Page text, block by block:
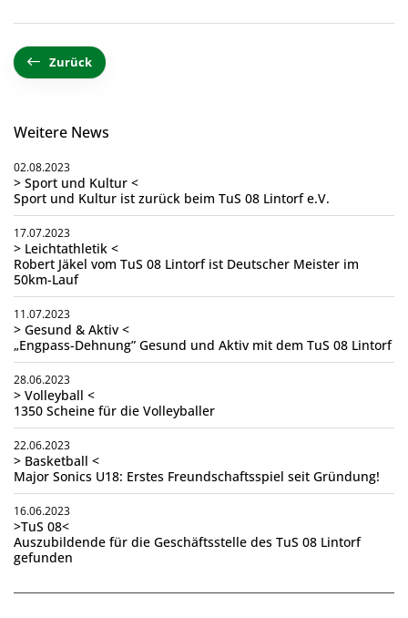
Zurück
Weitere News
02.08.2023
> Sport und Kultur <
Sport und Kultur ist zurück beim TuS 08 Lintorf e.V.
17.07.2023
> Leichtathletik <
Robert Jäkel vom TuS 08 Lintorf ist Deutscher Meister im
50km-Lauf
11.07.2023
> Gesund & Aktiv <
„Engpass-Dehnung” Gesund und Aktiv mit dem TuS 08 Lintorf
28.06.2023
> Volleyball <
1350 Scheine für die Volleyballer
22.06.2023
> Basketball <
Major Sonics U18: Erstes Freundschaftsspiel seit Gründung!
16.06.2023
>TuS 08<
Auszubildende für die Geschäftsstelle des TuS 08 Lintorf
gefunden